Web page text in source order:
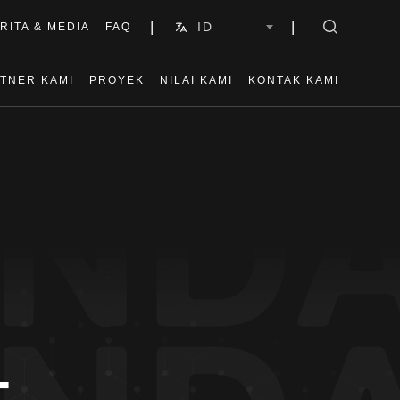
& MEDIA FAQ | ID |
KAMI PROYEK NILAI KAMI KONTAK KAMI